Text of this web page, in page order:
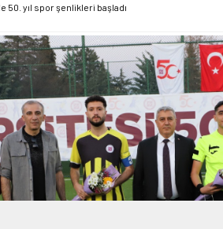
50. yıl spor şenlikleri başladı